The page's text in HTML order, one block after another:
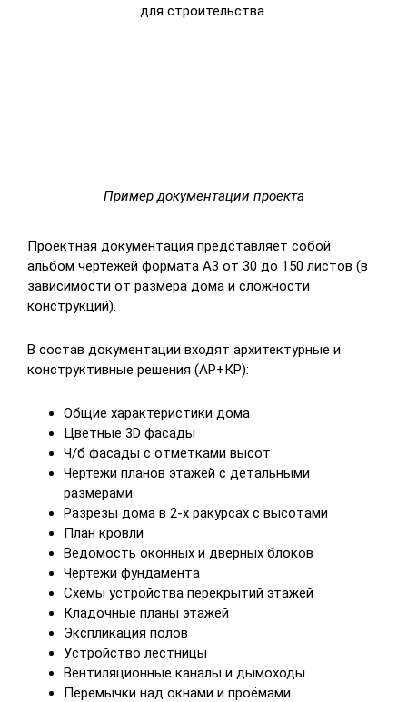
для строительства.
Пример документации проекта
Проектная документация представляет собой
альбом чертежей формата А3 от 30 до 150 листов (в
зависимости от размера дома и сложности
конструкций).
В состав документации входят архитектурные и
конструктивные решения (АР+КР):
Общие характеристики дома
Цветные 3D фасады
Ч/б фасады с отметками высот
Чертежи планов этажей с детальными
размерами
Разрезы дома в 2-х ракурсах с высотами
План кровли
Ведомость оконных и дверных блоков
Чертежи фундамента
Схемы устройства перекрытий этажей
Кладочные планы этажей
Экспликация полов
Устройство лестницы
Вентиляционные каналы и дымоходы
Перемычки над окнами и проёмами